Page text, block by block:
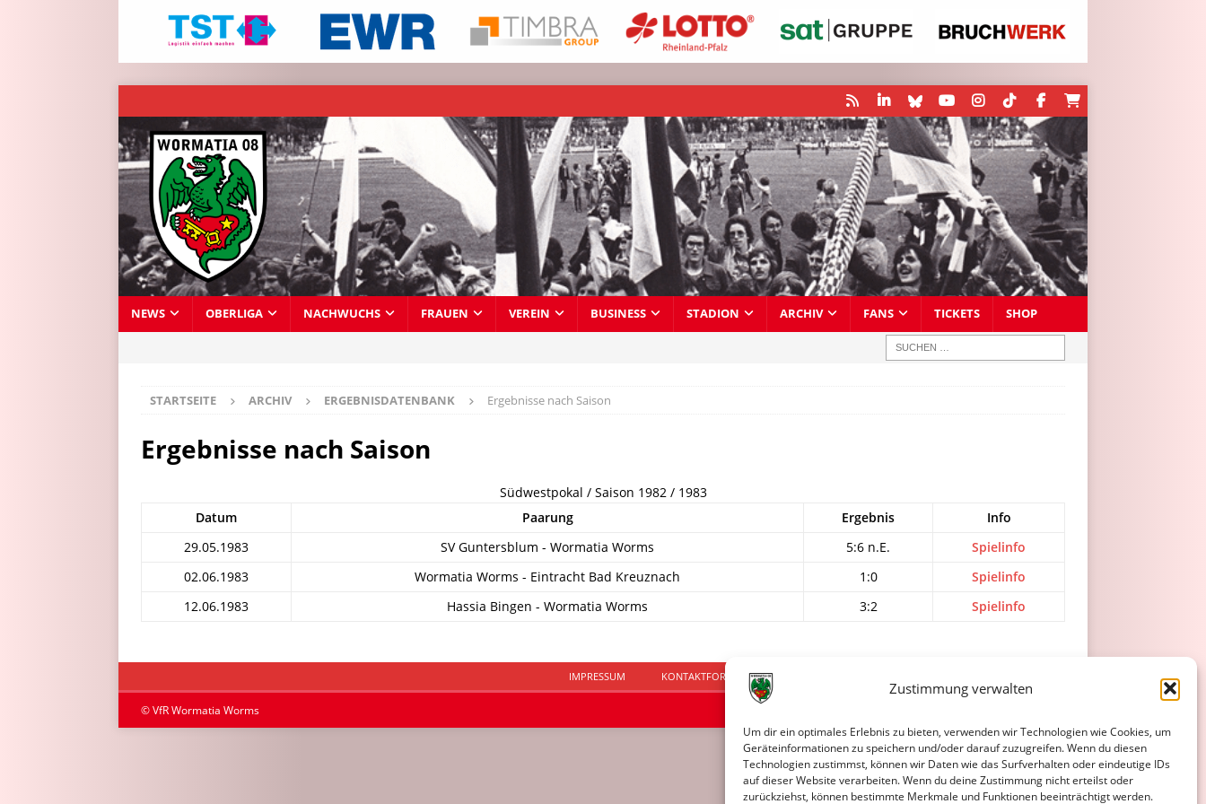
Zustimmung verwalten
Um dir ein optimales Erlebnis zu bieten, verwenden wir Technologien wie Cookies, um
Geräteinformationen zu speichern und/oder darauf zuzugreifen. Wenn du diesen
Technologien zustimmst, können wir Daten wie das Surfverhalten oder eindeutige IDs
auf dieser Website verarbeiten. Wenn du deine Zustimmung nicht erteilst oder
zurückziehst, können bestimmte Merkmale und Funktionen beeinträchtigt werden.
NEWS OBERLIGA NACHWUCHS FRAUEN VEREIN BUSINESS STADION ARCHIV FANS TICKETS SHOP
STARTSEITE ARCHIV ERGEBNISDATENBANK Ergebnisse nach Saison
Ergebnisse nach Saison
Südwestpokal / Saison 1982 / 1983
Datum
Paarung Ergebnis
Info
29.05.1983
SV Guntersblum - Wormatia Worms 5:6 n.E.
Spielinfo
02.06.1983
Wormatia Worms - Eintracht Bad Kreuznach 1:0
Spielinfo
12.06.1983
Hassia Bingen - Wormatia Worms 3:2 Spielinfo
IMPRESSUM KONTAKTFORMULAR
© VfR Wormatia Worms